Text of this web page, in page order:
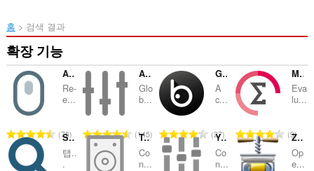
홈 검색 결과
확장 기능
Allow Right-Click
Re-
e...
총
등
급
75
Audio Equalizer and Amplifier
Glo
b...
총
등
급
145
Global Dark Style
A
c...
총
등
급
27
Math Studio
Eva
lu...
총
등
급
9
Search all Tabs
탭..
.
Toolbar Control for YouTube Music
Co
n...
YouTube Audio Equalizer and Amplifier
Co
n...
ZIP Manager
Op
e...